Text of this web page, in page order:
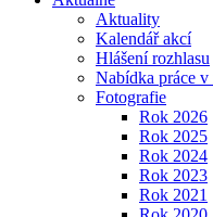
Aktuality
Kalendář akcí
Hlášení rozhlasu
Nabídka práce v
Fotografie
Rok 2026
Rok 2025
Rok 2024
Rok 2023
Rok 2021